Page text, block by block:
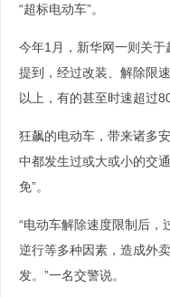
“超标电动车”。
今年1月，新华网一则关
提到，经过改装、解除限
以上，有的甚至时速超过
狂飙的电动车，带来诸多
中都发生过或大或小的交
免”。
“电动车解除速度限制后，
逆行等多种因素，造成外
发。”一名交警说。